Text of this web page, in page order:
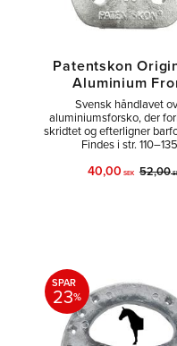
Patentskon
Aluminium
Svensk håndlavet
aluminiumsforsko, der
skridtet og efterligner
Findes i str.
40,00 SEK 52,00
SPAR
23%